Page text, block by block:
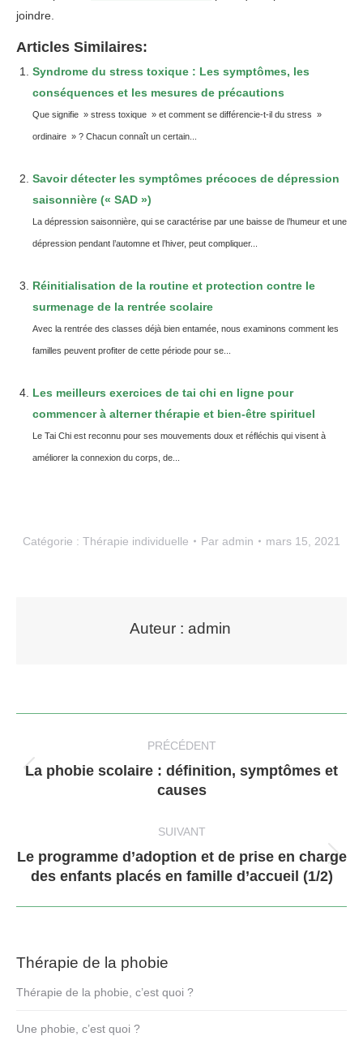
joindre.
Articles Similaires:
Syndrome du stress toxique : Les symptômes, les
conséquences et les mesures de précautions
Que signifie » stress toxique » et comment se différencie-t-il du stress »
ordinaire » ? Chacun connaît un certain...
Savoir détecter les symptômes précoces de dépression
saisonnière (« SAD »)
La dépression saisonnière, qui se caractérise par une baisse de l’humeur et une
dépression pendant l’automne et l’hiver, peut compliquer...
Réinitialisation de la routine et protection contre le
surmenage de la rentrée scolaire
Avec la rentrée des classes déjà bien entamée, nous examinons comment les
familles peuvent profiter de cette période pour se...
Les meilleurs exercices de tai chi en ligne pour
commencer à alterner thérapie et bien-être spirituel
Le Tai Chi est reconnu pour ses mouvements doux et réfléchis qui visent à
améliorer la connexion du corps, de...
Catégorie : Thérapie individuelle Par admin mars 15, 2021
Auteur : admin
PRÉCÉDENT
Article
précédent
La phobie scolaire : définition, symptômes et
causes
SUIVANT
Article
suivant
:
Le programme d’adoption et de prise en charge
des enfants placés en famille d’accueil (1/2)
Thérapie de la phobie
Thérapie de la phobie, c’est quoi ?
Une phobie, c’est quoi ?